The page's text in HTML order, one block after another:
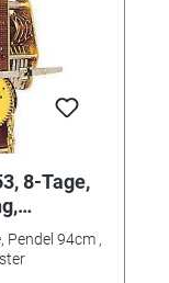
8-Tage,
Pendel 94cm ,